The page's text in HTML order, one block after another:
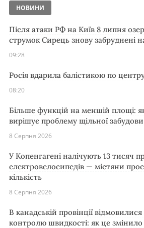
НОВИНИ
Після атаки РФ на Київ 8 липня
струмок Сирець знову забруднені
09:28
Росія вдарила балістикою по
08:20
Більше функцій на меншій площі:
вирішує проблему щільної забудови
8 Серпня 2026
У Копенгагені налічують 13 тисяч
електровелосипедів — містяни
кількість
8 Серпня 2026
В канадській провінції
контролю швидкості: як це змінило